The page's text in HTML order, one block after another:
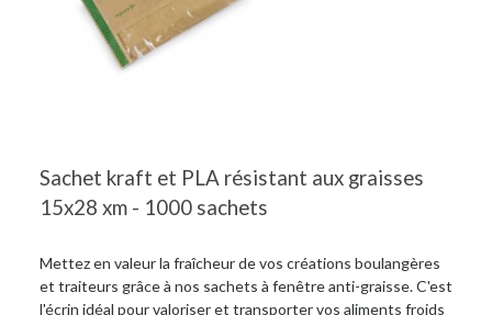
Sachet kraft et PLA résistant aux graisses
15x28 xm - 1000 sachets
Mettez en valeur la fraîcheur de vos créations boulangères
et traiteurs grâce à nos sachets à fenêtre anti-graisse. C'est
l'écrin idéal pour valoriser et transporter vos aliments froids